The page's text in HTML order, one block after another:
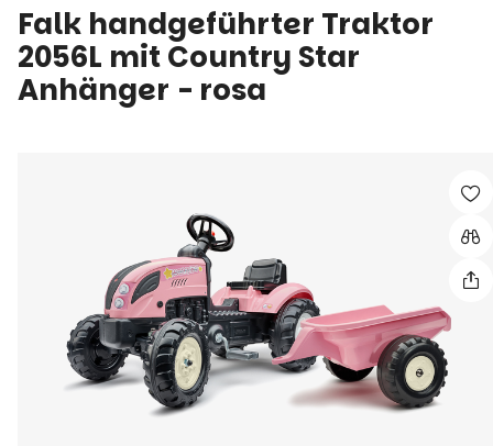
Falk handgeführter Traktor
2056L mit Country Star
Anhänger - rosa